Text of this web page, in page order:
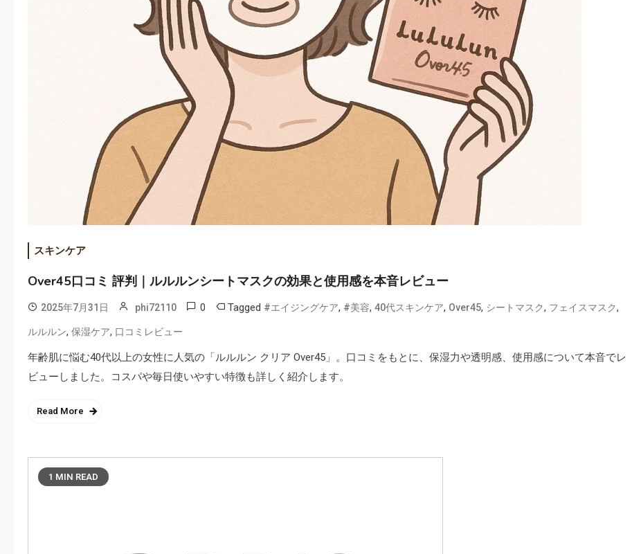
スキンケア
Over45口コミ 評判｜ルルルンシートマスクの効果と使用感を本音レビュー
2025年7月31日 phi72110 0 Tagged #エイジングケア, #美容, 40代スキンケア, Over45, シートマスク, フェイスマスク,
ルルルン, 保湿ケア, 口コミレビュー
年齢肌に悩む40代以上の女性に人気の「ルルルン クリア Over45」。口コミをもとに、保湿力や透明感、使用感について本音でレ
ビューしました。コスパや毎日使いやすい特徴も詳しく紹介します。
Read More
1 MIN READ